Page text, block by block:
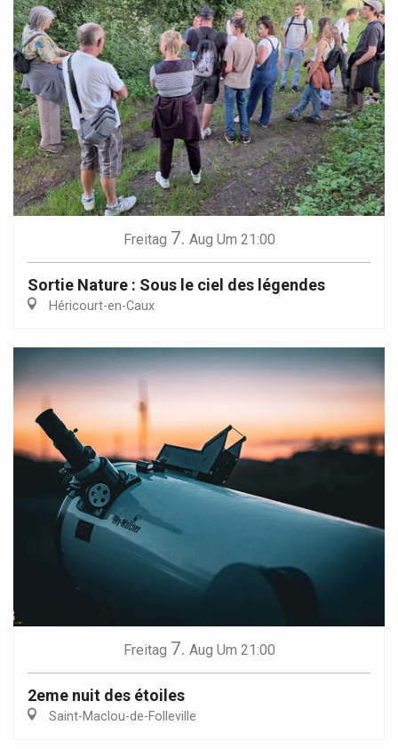
Freitag 7. Aug Um 21:00
Sortie Nature : Sous le ciel des légendes
Héricourt-en-Caux
Freitag 7. Aug Um 21:00
2eme nuit des étoiles
Saint-Maclou-de-Folleville